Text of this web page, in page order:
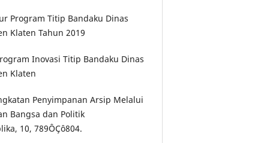
Program Titip Bandaku Dinas
Klaten Tahun 2019
Inovasi Titip Bandaku Dinas
Klaten
Penyimpanan Arsip Melalui
Bangsa dan Politik
10, 789ÔÇô804.